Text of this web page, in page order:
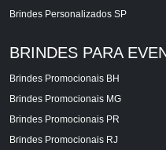
Brindes Personalizados SP
BRINDES PARA
Brindes Promocionais BH
Brindes Promocionais MG
Brindes Promocionais PR
Brindes Promocionais RJ